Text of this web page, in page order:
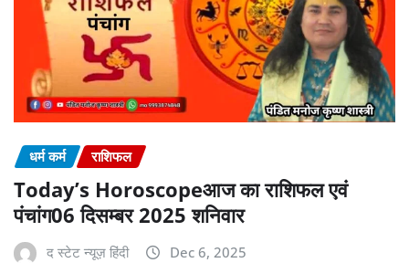
धर्म कर्म राशिफल
Today’s Horoscopeआज का राशिफल एवं
पंचांग06 दिसम्बर 2025 शनिवार
द स्टेट न्यूज़ हिंदी Dec 6, 2025